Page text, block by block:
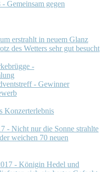
Gemeinsam gegen
erstrahlt in neuem Glanz
des Wetters sehr gut besucht
-
- Gewinner
Konzerterlebnis
- Nicht nur die Sonne strahlte
weichen 70 neuen
- Königin Hedel und